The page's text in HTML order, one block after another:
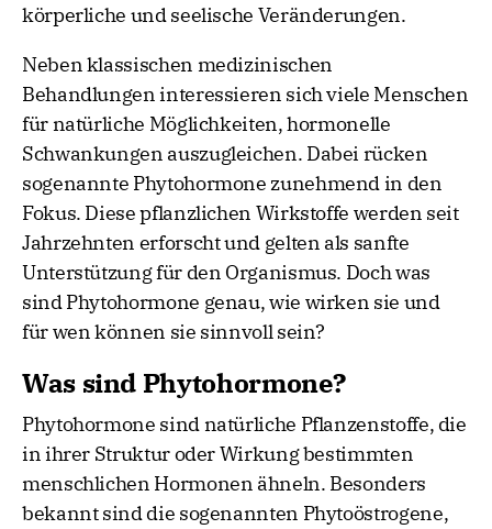
körperliche und seelische Veränderungen.
Neben klassischen medizinischen
Behandlungen interessieren sich viele Menschen
für natürliche Möglichkeiten, hormonelle
Schwankungen auszugleichen. Dabei rücken
sogenannte Phytohormone zunehmend in den
Fokus. Diese pflanzlichen Wirkstoffe werden seit
Jahrzehnten erforscht und gelten als sanfte
Unterstützung für den Organismus. Doch was
sind Phytohormone genau, wie wirken sie und
für wen können sie sinnvoll sein?
Was sind Phytohormone?
Phytohormone sind natürliche Pflanzenstoffe, die
in ihrer Struktur oder Wirkung bestimmten
menschlichen Hormonen ähneln. Besonders
bekannt sind die sogenannten Phytoöstrogene,